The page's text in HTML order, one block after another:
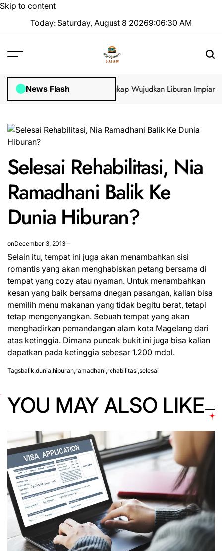
Skip to content
Today: Saturday, August 8 20269:06:30 AM
News Flash
Visa di GoVisa: Panduan Lengkap Wujudkan Liburan Impian
Selesai Rehabilitasi, Nia
Ramadhani Balik Ke
Dunia Hiburan?
onDecember 3, 2013
Selain itu, tempat ini juga akan menambahkan sisi
romantis yang akan menghabiskan petang bersama di
tempat yang cozy atau nyaman. Untuk menambahkan
kesan yang baik bersama dnegan pasangan, kalian bisa
memilih menu makanan yang tidak begitu berat, tetapi
tetap mengenyangkan. Sebuah tempat yang akan
menghadirkan pemandangan alam kota Magelang dari
atas ketinggia. Dimana puncak bukit ini juga bisa kalian
dapatkan pada ketinggia sebesar 1.200 mdpl.
Tagsbalik,dunia,hiburan,ramadhani,rehabilitasi,selesai
YOU MAY ALSO LIKE